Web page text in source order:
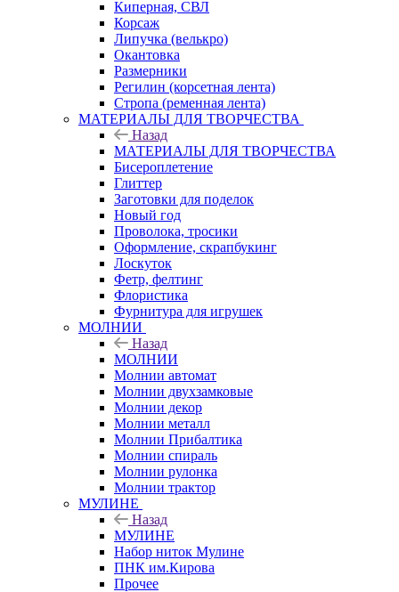
Киперная, СВЛ
Корсаж
Липучка (велькро)
Окантовка
Размерники
Регилин (корсетная лента)
Стропа (ременная лента)
МАТЕРИАЛЫ ДЛЯ ТВОРЧЕСТВА
Назад
МАТЕРИАЛЫ ДЛЯ ТВОРЧЕСТВА
Бисероплетение
Глиттер
Заготовки для поделок
Новый год
Проволока, тросики
Оформление, скрапбукинг
Лоскуток
Фетр, фелтинг
Флористика
Фурнитура для игрушек
МОЛНИИ
Назад
МОЛНИИ
Молнии автомат
Молнии двухзамковые
Молнии декор
Молнии металл
Молнии Прибалтика
Молнии спираль
Молнии рулонка
Молнии трактор
МУЛИНЕ
Назад
МУЛИНЕ
Набор ниток Мулине
ПНК им.Кирова
Прочее